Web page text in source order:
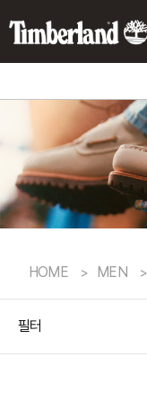
HOME MEN
필터